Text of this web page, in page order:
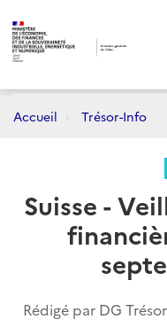
Accueil Trésor-Info
Suisse -
Rédigé par DG